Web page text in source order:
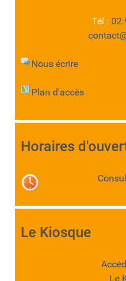
Tél :
Nous écrire
Plan d'accès
Horaires
Le Kiosque
Le